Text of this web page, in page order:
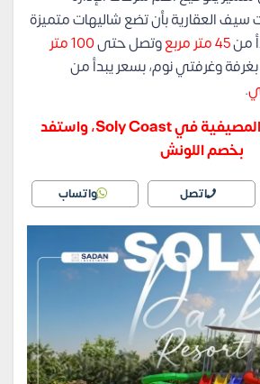
سيف العقارية بأن تضع شاليهات متميزة
من45 متر مربع وتصل حتى
100 متر
وغرفتي نوم، بسعر يبدأ من
.
بادر بحجز وحدتك المصيفية في Soly Coast، واستفد
بخصم اللونش
اتصل واتساب